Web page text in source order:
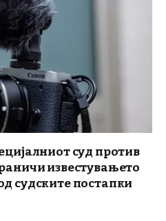
суд против
известувањето
судските постапки